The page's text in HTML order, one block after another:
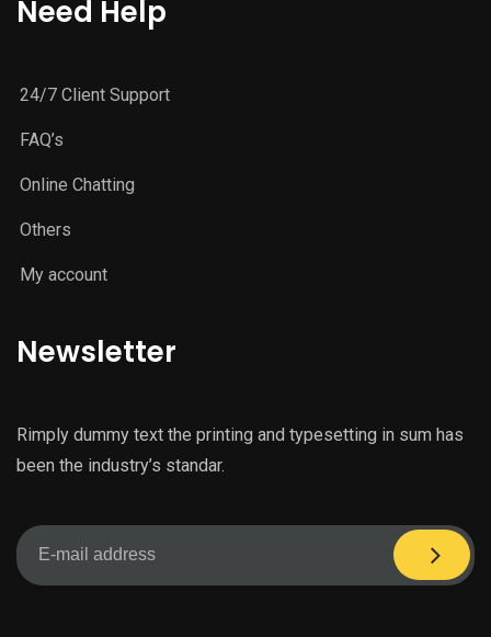
Need Help
24/7 Client Support
FAQ’s
Online Chatting
Others
My account
Newsletter
Rimply dummy text the printing and typesetting in sum has
been the industry’s standar.